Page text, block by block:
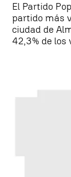
El Partido
partido más
ciudad de
42,3% de los